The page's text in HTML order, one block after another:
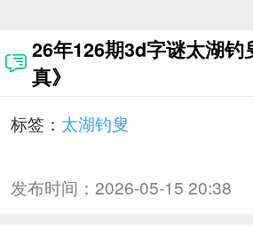
26年126期3d字谜太湖钓
真》
标签： 太湖钓叟
发布时间： 2026-05-15 20:38